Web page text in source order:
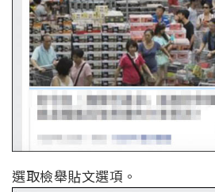
選取檢舉貼文選項。